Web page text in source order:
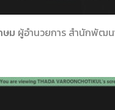
ษม ผู้อำนวยการ สำนักพัฒ